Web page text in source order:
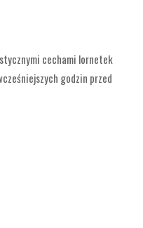
cechami lornetek
godzin przed